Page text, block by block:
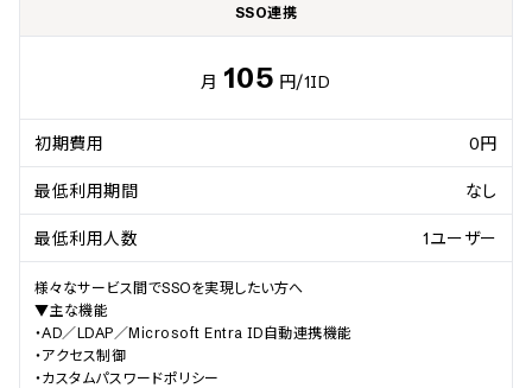
SSO連携
月 105 円/1ID
初期費用 0円
最低利用期間 なし
最低利用人数 1ユーザー
様々なサービス間でSSOを実現したい方へ
▼主な機能
・AD／LDAP／Microsoft Entra ID自動連携機能
・アクセス制御
・カスタムパスワードポリシー